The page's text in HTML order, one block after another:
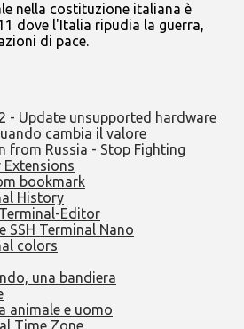
nella costituzione italiana è
dove l'Italia ripudia la guerra,
di pace.
- Update unsupported hardware
cambia il valore
from Russia - Stop Fighting
Extensions
bookmark
History
Editor
SSH Terminal Nano
colors
una bandiera
animale e uomo
Time Zone